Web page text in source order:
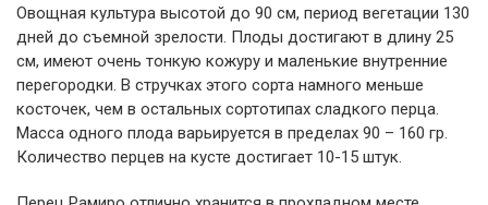
Овощная культура высотой до 90 см, период вегетации 130
дней до съемной зрелости. Плоды достигают в длину 25
см, имеют очень тонкую кожуру и маленькие внутренние
перегородки. В стручках этого сорта намного меньше
косточек, чем в остальных сортотипах сладкого перца.
Масса одного плода варьируется в пределах 90 – 160 гр.
Количество перцев на кусте достигает 10-15 штук.